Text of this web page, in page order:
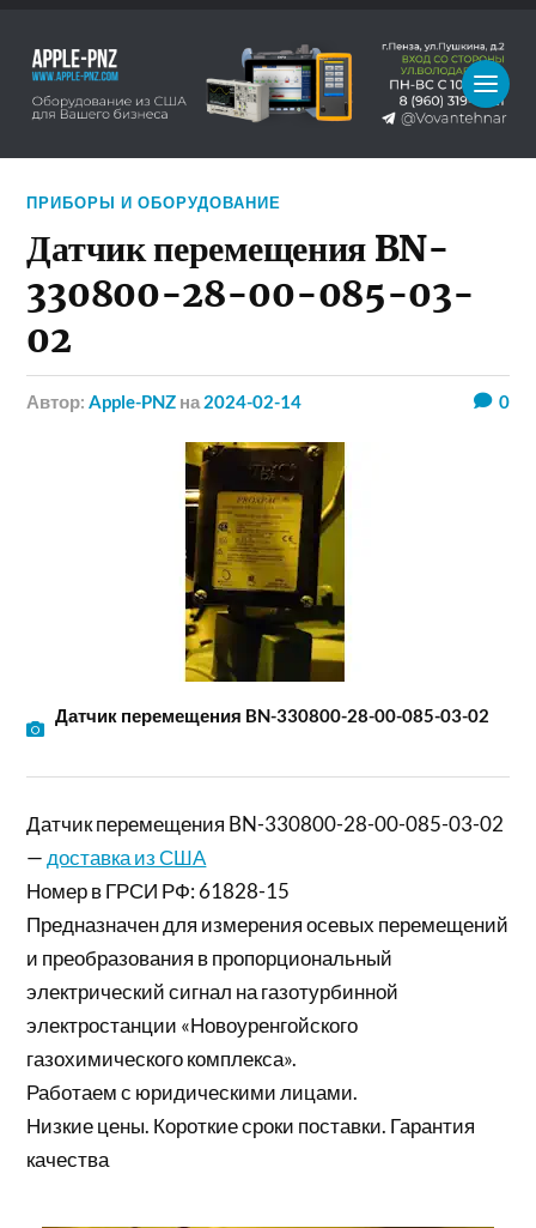
ПРИБОРЫ И ОБОРУДОВАНИЕ
Датчик перемещения BN-
330800-28-00-085-03-
02
Автор:Apple-PNZ на 2024-02-14 0
Датчик перемещения BN-330800-28-00-085-03-02
Датчик перемещения BN-330800-28-00-085-03-02
— доставка из США
Номер в ГРСИ РФ: 61828-15
Предназначен для измерения осевых перемещений
и преобразования в пропорциональный
электрический сигнал на газотурбинной
электростанции «Новоуренгойского
газохимического комплекса».
Работаем с юридическими лицами.
Низкие цены. Короткие сроки поставки. Гарантия
качества